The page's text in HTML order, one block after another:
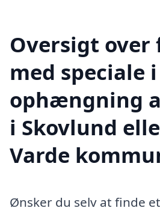
Oversigt
med speciale i
ophængning
i Skovlund
Varde
Ønsker du selv at finde